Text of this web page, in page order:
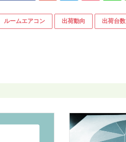
ルームエアコン 出荷動向 出荷台数